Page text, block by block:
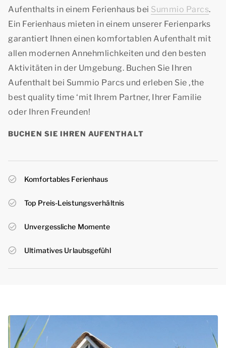
Komfortables Ferienhaus
Top Preis-Leistungsverhältnis
Unvergessliche Momente
Ultimatives Urlaubsgefühl
Aufenthalts in einem Ferienhaus bei Summio Parcs.
Ein Ferienhaus mieten in einem unserer Ferienparks
garantiert Ihnen einen komfortablen Aufenthalt mit
allen modernen Annehmlichkeiten und den besten
Aktivitäten in der Umgebung. Buchen Sie Ihren
Aufenthalt bei Summio Parcs und erleben Sie ‚the
best quality time ‘mit Ihrem Partner, Ihrer Familie
oder Ihren Freunden!
BUCHEN SIE IHREN AUFENTHALT